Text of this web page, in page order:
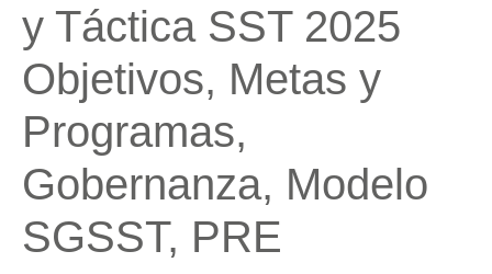
y Táctica SST 2025
Objetivos, Metas y
Programas,
Gobernanza, Modelo
SGSST, PRE